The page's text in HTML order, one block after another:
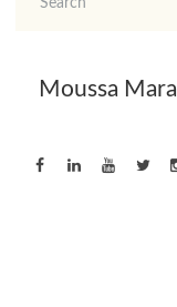
Moussa Mara